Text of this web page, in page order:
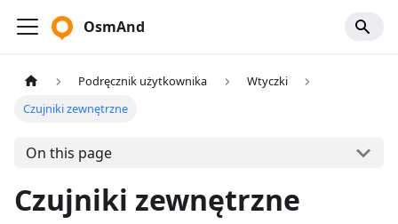
OsmAnd
Podręcznik użytkownika
Wtyczki
Czujniki zewnętrzne
On this page
Czujniki zewnętrzne